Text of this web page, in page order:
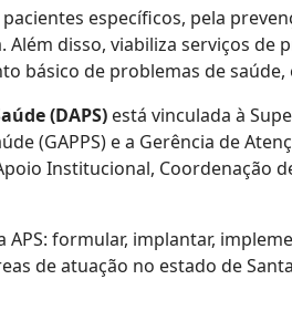
específicos, pela
Além disso, viabiliza serviços
básico de problemas de
(DAPS) está vinculada à
(GAPPS) e a Gerência de
Institucional,
APS: formular, implantar,
de atuação no estado de